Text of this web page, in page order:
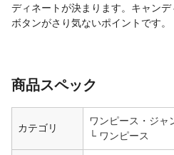
ディネートが決まります。キャン
ボタンがさり気ないポイントです。
商品スペック
カテゴリ
ワンピース・ジャ
ワンピース